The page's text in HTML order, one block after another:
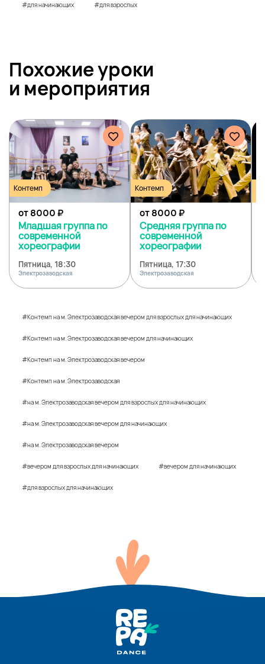
#для начинающих #для взрослых
Похожие уроки
и мероприятия
Контемп
от 8000₽
Младшая группа по
современной
хореографии
Пятница, 18:30
Электрозаводская
Контемп
от 8000₽
Средняя группа по
современной
хореографии
Пятница, 17:30
Электрозаводская
#Контемп на м. Электрозаводская вечером для взрослых для начинающих
#Контемп на м. Электрозаводская вечером для начинающих
#Контемп на м. Электрозаводская вечером
#Контемп на м. Электрозаводская
#на м. Электрозаводская вечером для взрослых для начинающих
#на м. Электрозаводская вечером для начинающих
#на м. Электрозаводская вечером
#вечером для взрослых для начинающих #вечером для начинающих
#для взрослых для начинающих